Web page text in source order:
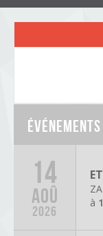
14
AOÛ
2026
à